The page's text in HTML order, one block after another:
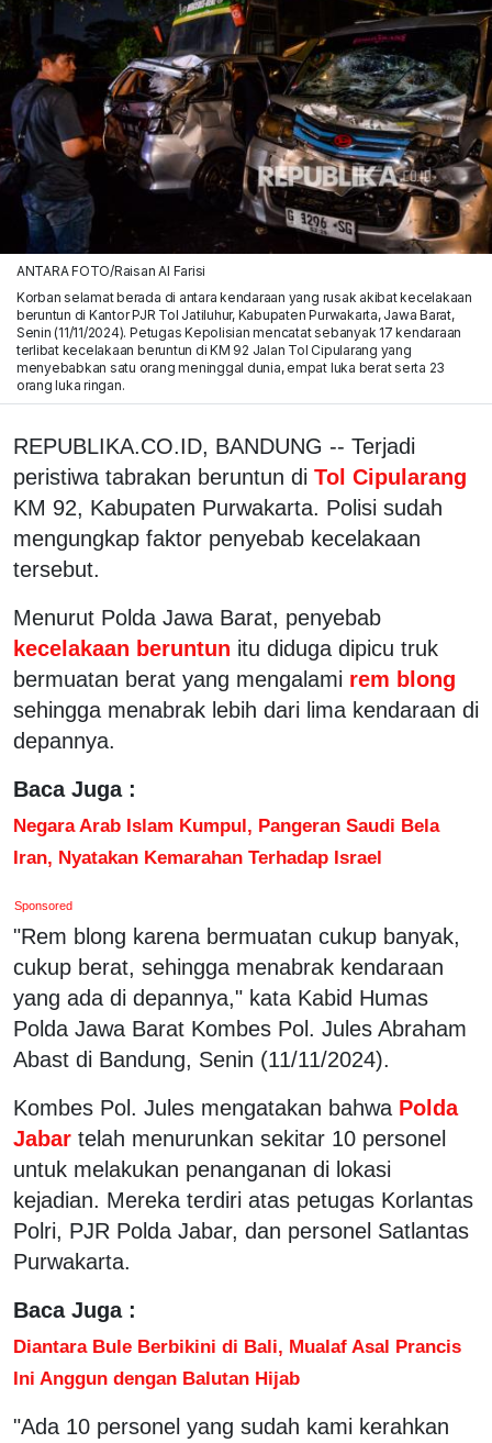
ANTARA FOTO/Raisan Al Farisi
Korban selamat berada di antara kendaraan yang rusak akibat kecelakaan
beruntun di Kantor PJR Tol Jatiluhur, Kabupaten Purwakarta, Jawa Barat,
Senin (11/11/2024). Petugas Kepolisian mencatat sebanyak 17 kendaraan
terlibat kecelakaan beruntun di KM 92 Jalan Tol Cipularang yang
menyebabkan satu orang meninggal dunia, empat luka berat serta 23
orang luka ringan.
REPUBLIKA.CO.ID, BANDUNG -- Terjadi
peristiwa tabrakan beruntun di Tol Cipularang
KM 92, Kabupaten Purwakarta. Polisi sudah
mengungkap faktor penyebab kecelakaan
tersebut.
Menurut Polda Jawa Barat, penyebab
kecelakaan beruntun itu diduga dipicu truk
bermuatan berat yang mengalami rem blong
sehingga menabrak lebih dari lima kendaraan di
depannya.
Baca Juga :
Negara Arab Islam Kumpul, Pangeran Saudi Bela
Iran, Nyatakan Kemarahan Terhadap Israel
Sponsored
"Rem blong karena bermuatan cukup banyak,
cukup berat, sehingga menabrak kendaraan
yang ada di depannya," kata Kabid Humas
Polda Jawa Barat Kombes Pol. Jules Abraham
Abast di Bandung, Senin (11/11/2024).
Kombes Pol. Jules mengatakan bahwa Polda
Jabar telah menurunkan sekitar 10 personel
untuk melakukan penanganan di lokasi
kejadian. Mereka terdiri atas petugas Korlantas
Polri, PJR Polda Jabar, dan personel Satlantas
Purwakarta.
Baca Juga :
Diantara Bule Berbikini di Bali, Mualaf Asal Prancis
Ini Anggun dengan Balutan Hijab
"Ada 10 personel yang sudah kami kerahkan